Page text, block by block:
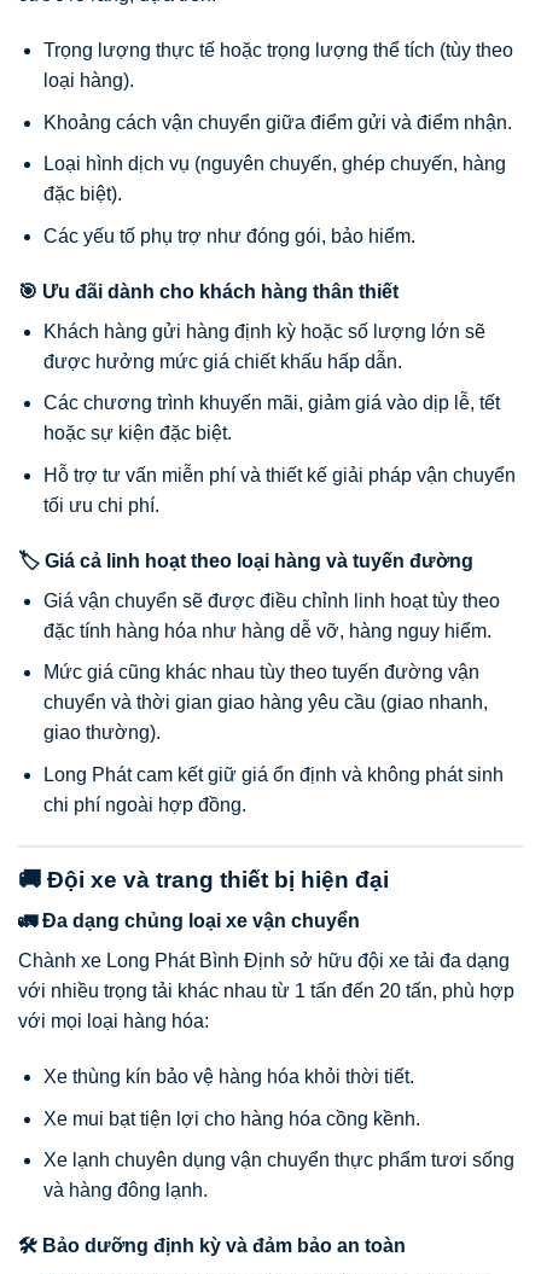
Trọng lượng thực tế hoặc trọng lượng thể tích (tùy theo
loại hàng).
Khoảng cách vận chuyển giữa điểm gửi và điểm nhận.
Loại hình dịch vụ (nguyên chuyến, ghép chuyến, hàng
đặc biệt).
Các yếu tố phụ trợ như đóng gói, bảo hiểm.
🎯 Ưu đãi dành cho khách hàng thân thiết
Khách hàng gửi hàng định kỳ hoặc số lượng lớn sẽ
được hưởng mức giá chiết khấu hấp dẫn.
Các chương trình khuyến mãi, giảm giá vào dịp lễ, tết
hoặc sự kiện đặc biệt.
Hỗ trợ tư vấn miễn phí và thiết kế giải pháp vận chuyển
tối ưu chi phí.
🏷️ Giá cả linh hoạt theo loại hàng và tuyến đường
Giá vận chuyển sẽ được điều chỉnh linh hoạt tùy theo
đặc tính hàng hóa như hàng dễ vỡ, hàng nguy hiểm.
Mức giá cũng khác nhau tùy theo tuyến đường vận
chuyển và thời gian giao hàng yêu cầu (giao nhanh,
giao thường).
Long Phát cam kết giữ giá ổn định và không phát sinh
chi phí ngoài hợp đồng.
🚚 Đội xe và trang thiết bị hiện đại
🚛 Đa dạng chủng loại xe vận chuyển
Chành xe Long Phát Bình Định sở hữu đội xe tải đa dạng
với nhiều trọng tải khác nhau từ 1 tấn đến 20 tấn, phù hợp
với mọi loại hàng hóa:
Xe thùng kín bảo vệ hàng hóa khỏi thời tiết.
Xe mui bạt tiện lợi cho hàng hóa cồng kềnh.
Xe lạnh chuyên dụng vận chuyển thực phẩm tươi sống
và hàng đông lạnh.
🛠️ Bảo dưỡng định kỳ và đảm bảo an toàn